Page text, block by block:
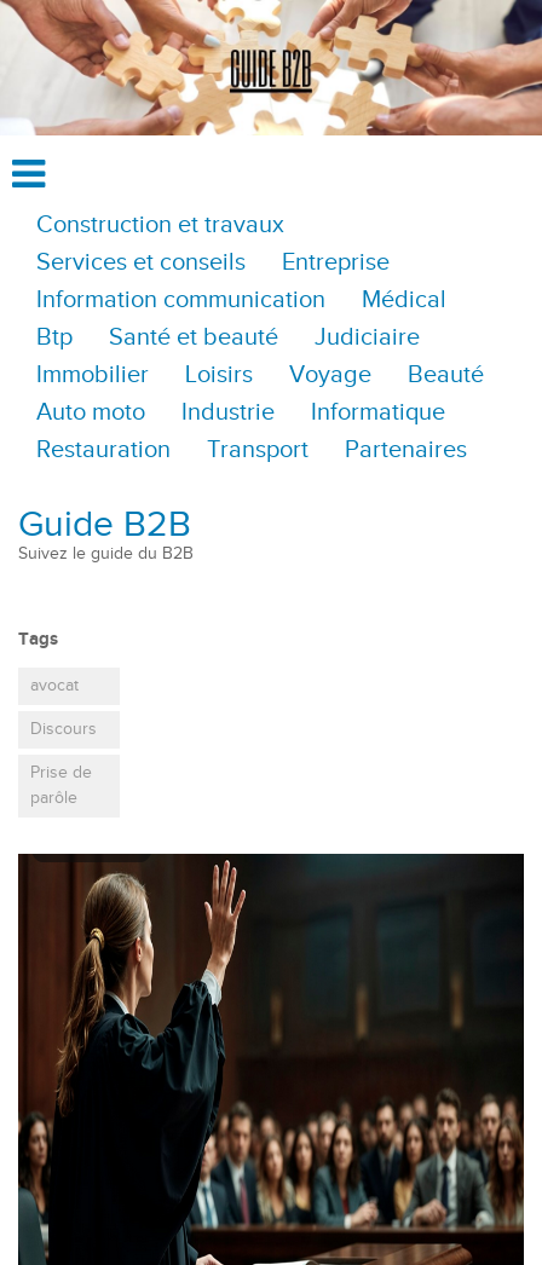
Construction et travaux
Services et conseils
Entreprise
Information communication
Médical
Btp
Santé et beauté
Judiciaire
Immobilier
Loisirs Voyage
Beauté
Auto moto
Industrie
Informatique
Restauration
Transport Partenaires
Guide B2B
Suivez le guide du B2B
Tags
avocat
Discours
Prise de
parôle